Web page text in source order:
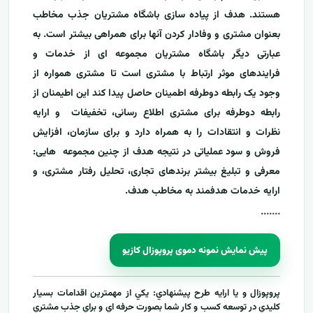
هستند. هدف از پیاده سازی باشگاه مشتریان جذب مخاطب
بعنوان مشتری و وفادار کردن آنها برای همراهی بیشتر است. به
عبارتی دیگر باشگاه مشتریان مجموعه ای از خدمات و
فرایندهای موثر ارتباط با مشتری است تا مشتری همواره از
وجود یک رابطه دوطرفه اطمینان حاصل پیدا کند این اطیمنان از
رابطه دوطرفه برای مشتری اطلاع رسانی، تخفیفات و ارایه
نظرات و انتقادات را به همراه دارد و برای سازمان، افزایش
فروش و سود عملیاتی در نتیجه هدف از چنین مجموعه هایی:
معرفی و تبلیغ بیشتر برندهای تجاری، تحلیل رفتار مشتری، و
ارایه خدمات هدفمند به مخاطب هدف.
...
....
پیش نمایش نمونه دموی پروپوزال کازیو
پروپوزال و يا ارايه طرح پيشنهادي: يکي از مهمترين اقدامات بسيار
کليدي در توسعه کسب و کار شما بصورت حرفه اي و براي جذب مشتري